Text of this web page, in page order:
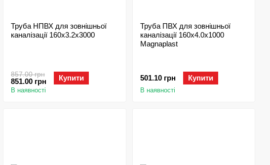
Труба НПВХ для зовнішньої
каналізації 160х3.2x3000
857.00 грн
851.00 грн Купити
В наявності
Труба ПВХ для зовнішньої
каналізації 160х4.0x1000
Magnaplast
501.10 грн Купити
В наявності